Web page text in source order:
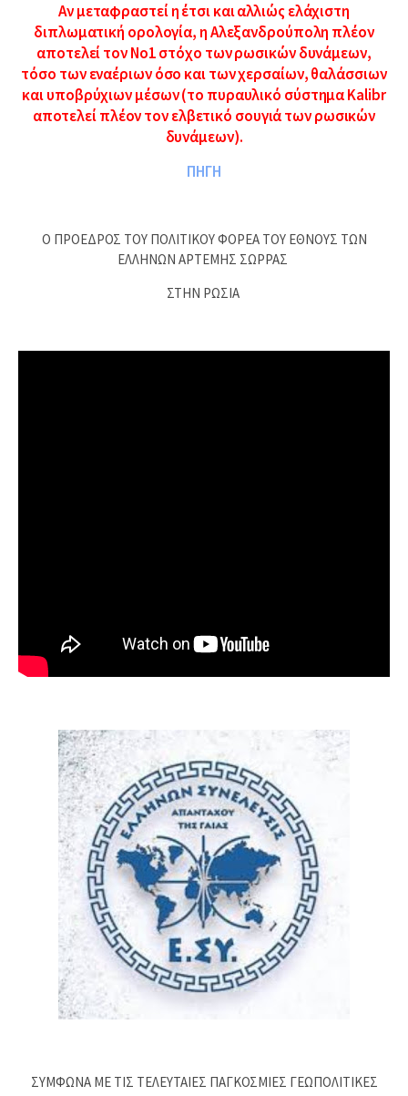
Αν μεταφραστεί η έτσι και αλλιώς ελάχιστη
διπλωματική ορολογία, η Αλεξανδρούπολη πλέον
αποτελεί τον Νο1 στόχο των ρωσικών δυνάμεων,
τόσο των εναέριων όσο και των χερσαίων, θαλάσσιων
και υποβρύχιων μέσων (το πυραυλικό σύστημα Kalibr
αποτελεί πλέον τον ελβετικό σουγιά των ρωσικών
δυνάμεων).
ΠΗΓΗ
Ο ΠΡΟΕΔΡΟΣ ΤΟΥ ΠΟΛΙΤΙΚΟΥ ΦΟΡΕΑ ΤΟΥ ΕΘΝΟΥΣ ΤΩΝ
ΕΛΛΗΝΩΝ ΑΡΤΕΜΗΣ ΣΩΡΡΑΣ
ΣΤΗΝ ΡΩΣΙΑ
ΣΥΜΦΩΝΑ ΜΕ ΤΙΣ ΤΕΛΕΥΤΑΙΕΣ ΠΑΓΚΟΣΜΙΕΣ ΓΕΩΠΟΛΙΤΙΚΕΣ